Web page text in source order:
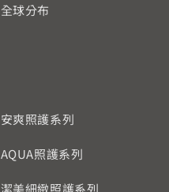
全球分布
安爽照護系列
AQUA照護系列
潔美細緻照護系列